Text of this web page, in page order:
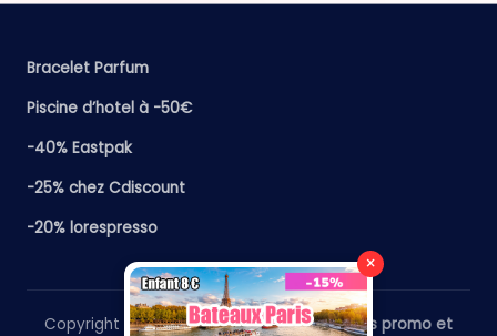
Bracelet Parfum
Piscine d’hotel à -50€
-40% Eastpak
-25% chez Cdiscount
-20% lorespresso
Copyright 2026 — ​Le Paris Guide - Codes promo et
×